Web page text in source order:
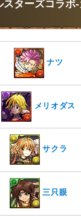
スターズコラ
ナツ
メリオダス
サクラ
三只眼